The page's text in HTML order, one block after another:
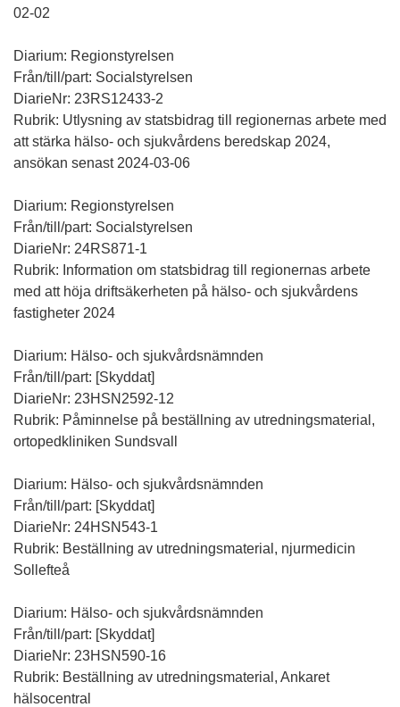
02-02
Diarium: Regionstyrelsen
Från/till/part: Socialstyrelsen
DiarieNr: 23RS12433-2
Rubrik: Utlysning av statsbidrag till regionernas arbete med
att stärka hälso- och sjukvårdens beredskap 2024,
ansökan senast 2024-03-06
Diarium: Regionstyrelsen
Från/till/part: Socialstyrelsen
DiarieNr: 24RS871-1
Rubrik: Information om statsbidrag till regionernas arbete
med att höja driftsäkerheten på hälso- och sjukvårdens
fastigheter 2024
Diarium: Hälso- och sjukvårdsnämnden
Från/till/part: [Skyddat]
DiarieNr: 23HSN2592-12
Rubrik: Påminnelse på beställning av utredningsmaterial,
ortopedkliniken Sundsvall
Diarium: Hälso- och sjukvårdsnämnden
Från/till/part: [Skyddat]
DiarieNr: 24HSN543-1
Rubrik: Beställning av utredningsmaterial, njurmedicin
Sollefteå
Diarium: Hälso- och sjukvårdsnämnden
Från/till/part: [Skyddat]
DiarieNr: 23HSN590-16
Rubrik: Beställning av utredningsmaterial, Ankaret
hälsocentral